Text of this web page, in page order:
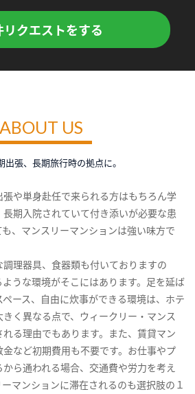
リクエストをする
ABOUT US
出張、長期旅行時の拠点に。
や単身赴任で来られる方はもちろん学
期入院されていて付き添いが必要な患
、マンスリーマンションは強い味方で
理器具、食器類も付いておりますの
うな環境がそこにはあります。足を延ば
ース、自由に炊事ができる環境は、ホテ
く異なる点で、ウィークリー・マンス
る理由でもあります。また、賃貸マン
など初期費用も不要です。お仕事やプ
ら通われる場合、交通費や労力を考え
マンションに滞在されるのも選択肢の１